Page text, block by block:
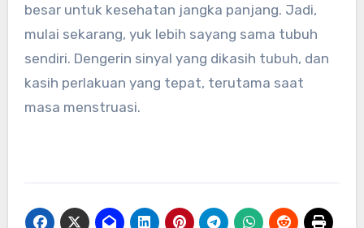
besar untuk kesehatan jangka panjang. Jadi,
mulai sekarang, yuk lebih sayang sama tubuh
sendiri. Dengerin sinyal yang dikasih tubuh, dan
kasih perlakuan yang tepat, terutama saat
masa menstruasi.